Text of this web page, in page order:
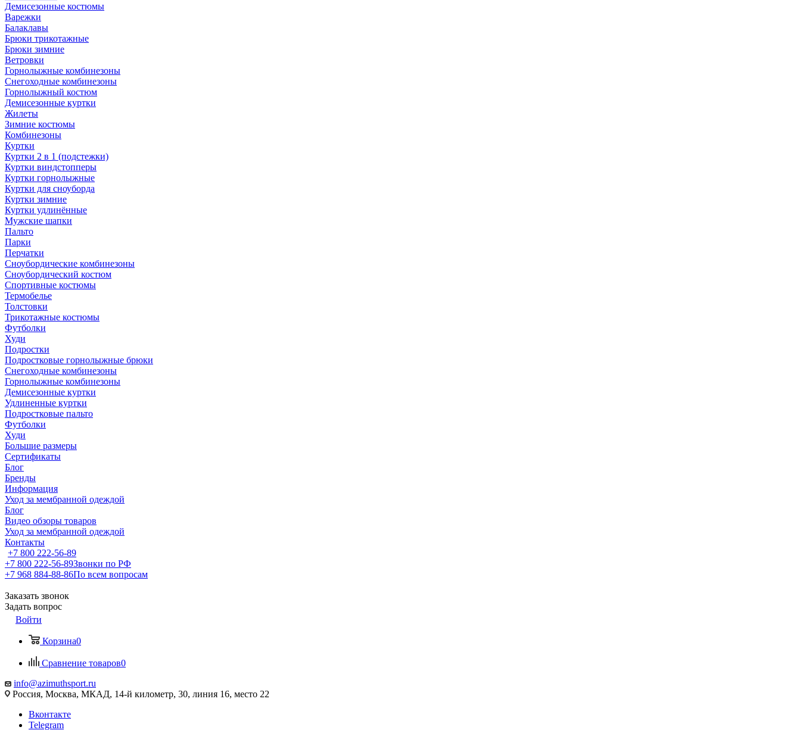
Демисезонные костюмы
Варежки
Балаклавы
Брюки трикотажные
Брюки зимние
Ветровки
Горнолыжные комбинезоны
Снегоходные комбинезоны
Горнолыжный костюм
Демисезонные куртки
Жилеты
Зимние костюмы
Комбинезоны
Куртки
Куртки 2 в 1 (подстежки)
Куртки виндстопперы
Куртки горнолыжные
Куртки для сноуборда
Куртки зимние
Куртки удлинённые
Мужские шапки
Пальто
Парки
Перчатки
Сноубордические комбинезоны
Сноубордический костюм
Спортивные костюмы
Термобелье
Толстовки
Трикотажные костюмы
Футболки
Худи
Подростки
Подростковые горнолыжные брюки
Снегоходные комбинезоны
Горнолыжные комбинезоны
Демисезонные куртки
Удлиненные куртки
Подростковые пальто
Футболки
Худи
Большие размеры
Сертификаты
Блог
Бренды
Информация
Уход за мембранной одеждой
Блог
Видео обзоры товаров
Уход за мембранной одеждой
Контакты
+7 800 222-56-89
+7 800 222-56-89Звонки по РФ
+7 968 884-88-86По всем вопросам
Заказать звонок
Задать вопрос
Войти
Корзина0
Сравнение товаров0
info@azimuthsport.ru
Россия, Москва, МКАД, 14-й километр, 30, линия 16, место 22
Вконтакте
Telegram